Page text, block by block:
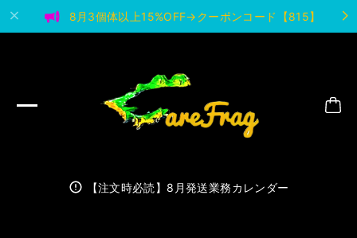
8月3個体以上15%OFF→クーポンコード【815】
【注文時必読】8月発送業務カレンダー